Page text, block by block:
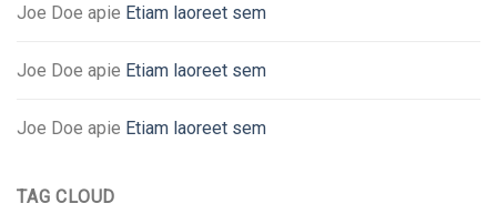
Joe Doe apie Etiam laoreet sem
Joe Doe apie Etiam laoreet sem
Joe Doe apie Etiam laoreet sem
TAG CLOUD